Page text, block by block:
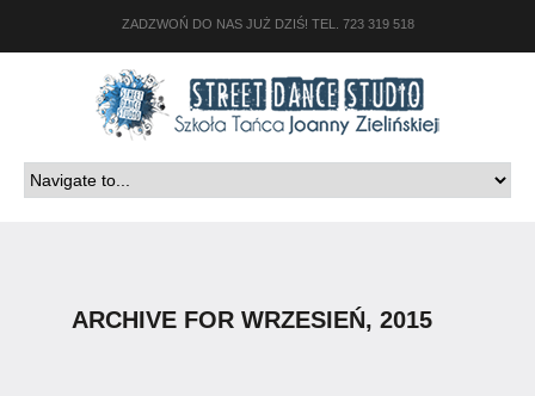
ZADZWOŃ DO NAS JUŻ DZIŚ! TEL. 723 319 518
ARCHIVE FOR WRZESIEŃ, 2015